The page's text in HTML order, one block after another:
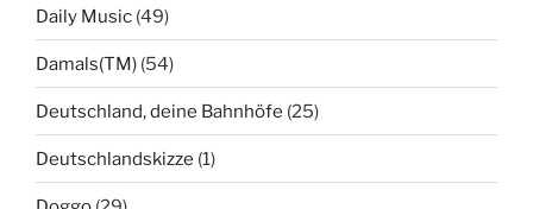
Daily Music (49)
Damals(TM) (54)
Deutschland, deine Bahnhöfe (25)
Deutschlandskizze (1)